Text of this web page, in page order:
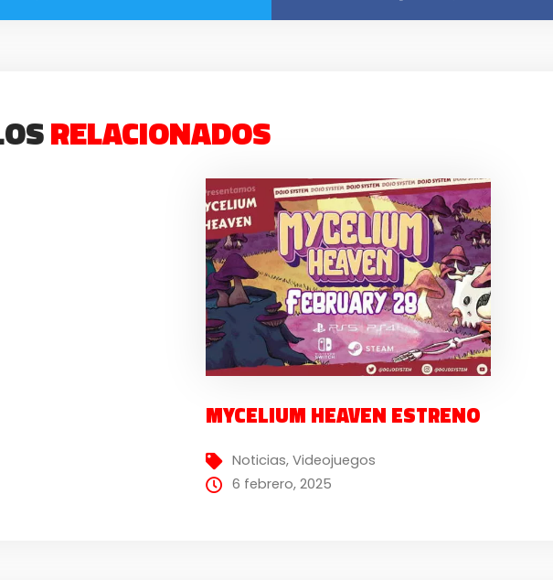
RELACIONADOS
MYCELIUM HEAVEN ESTRENO
Noticias, Videojuegos
6 febrero, 2025